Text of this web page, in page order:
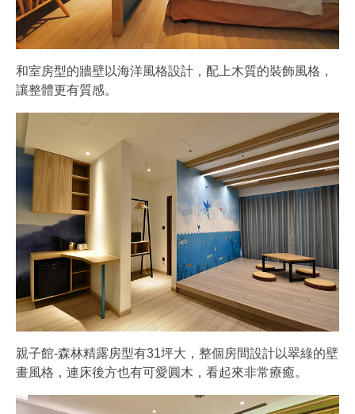
和室房型的牆壁以海洋風格設計，配上木質的裝飾風格，
讓整體更有質感。
親子館-森林精露房型有31坪大，整個房間設計以翠綠的壁
畫風格，連床後方也有可愛圓木，看起來非常療癒。